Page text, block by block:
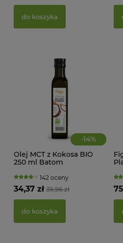
do koszyka
-14%
Olej MCT z Kokosa BIO
250 ml Batom
142 oceny
39,96 zł
34,37 zł
do koszyka